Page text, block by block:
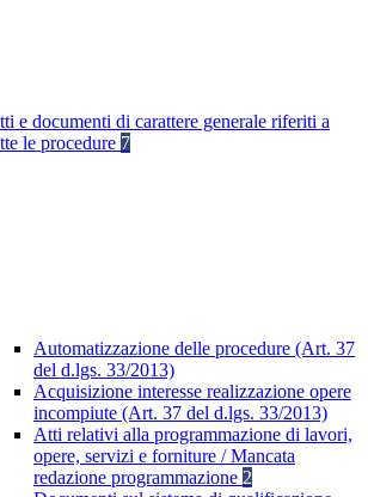
e documenti di carattere generale riferiti a
le procedure 7
Automatizzazione delle procedure (Art. 37
del d.lgs. 33/2013)
Acquisizione interesse realizzazione opere
incompiute (Art. 37 del d.lgs. 33/2013)
Atti relativi alla programmazione di lavori,
opere, servizi e forniture / Mancata
redazione programmazione 2